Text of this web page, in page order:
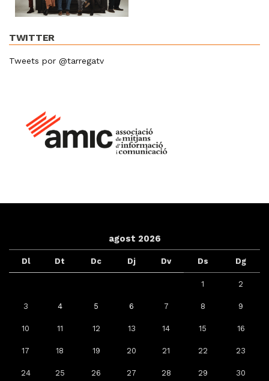
TWITTER
Tweets por @tarregatv
agost 2026
Dl Dt Dc Dj Dv Ds Dg
1 2
3 4 5 6 7 8 9
10 11 12 13 14 15 16
17 18 19 20 21 22 23
24 25 26 27 28 29 30